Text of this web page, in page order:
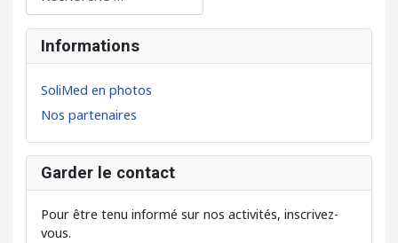
Informations
SoliMed en photos
Nos partenaires
Garder le contact
Pour être tenu informé sur nos activités, inscrivez-
vous.